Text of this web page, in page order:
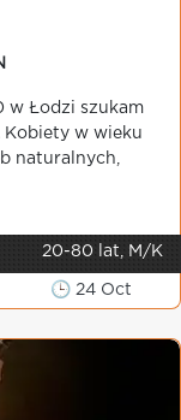
w Łodzi szukam
w wieku
naturalnych,
20-80 lat, M/K
🕒 24 Oct